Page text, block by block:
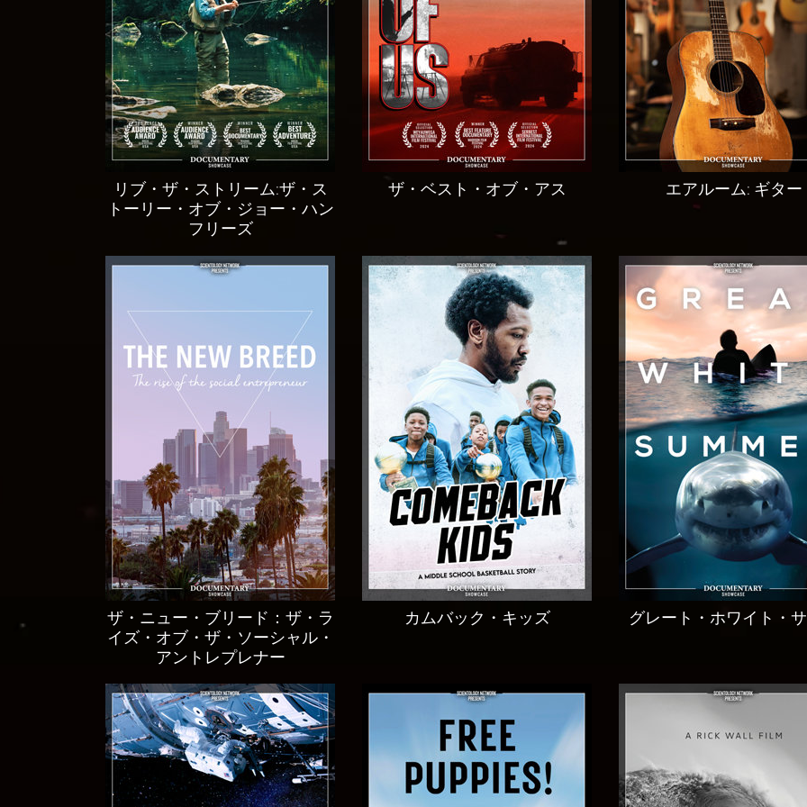
リブ・ザ・ストリーム:ザ・ス
トーリー・オブ・ジョー・ハン
フリーズ
ザ・ベスト・オブ・アス エアルーム: ギター
ザ・ニュー・ブリード：ザ・ラ
イズ・オブ・ザ・ソーシャル・
アントレプレナー
カムバック・キッズ グレート・ホワイト・